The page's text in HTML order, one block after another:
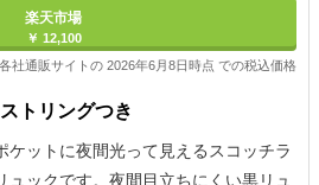
楽天市場
￥ 12,100
社通販サイトの 2026年6月8日時点 での税込価格
トリングつき
ケットに夜間光って見えるスコッチラ
ュックです。夜間目立ちにくい黒リュ